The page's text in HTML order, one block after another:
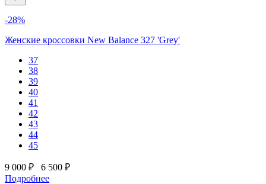
-28%
Женские кроссовки New Balance 327 'Grey'
37
38
39
40
41
42
43
44
45
9 000 ₽
6 500 ₽
Подробнее